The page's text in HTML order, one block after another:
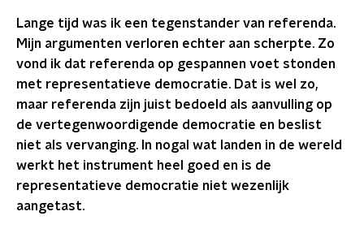
Lange tijd was ik een tegenstander van referenda.
Mijn argumenten verloren echter aan scherpte. Zo
vond ik dat referenda op gespannen voet stonden
met representatieve democratie. Dat is wel zo,
maar referenda zijn juist bedoeld als aanvulling op
de vertegenwoordigende democratie en beslist
niet als vervanging. In nogal wat landen in de wereld
werkt het instrument heel goed en is de
representatieve democratie niet wezenlijk
aangetast.